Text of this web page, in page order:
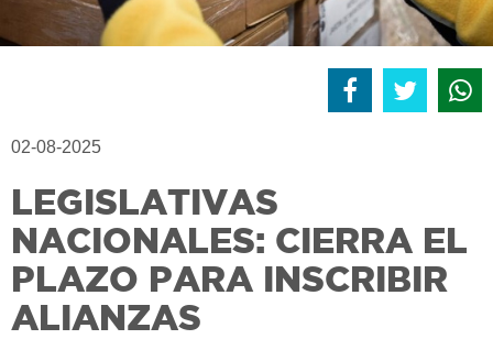
02-08-2025
LEGISLATIVAS
NACIONALES: CIERRA EL
PLAZO PARA INSCRIBIR
ALIANZAS